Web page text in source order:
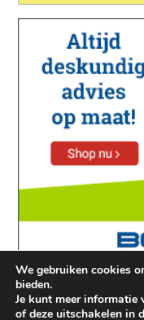
We gebruiken cookies
bieden.
Je kunt meer informatie
of deze uitschakelen in